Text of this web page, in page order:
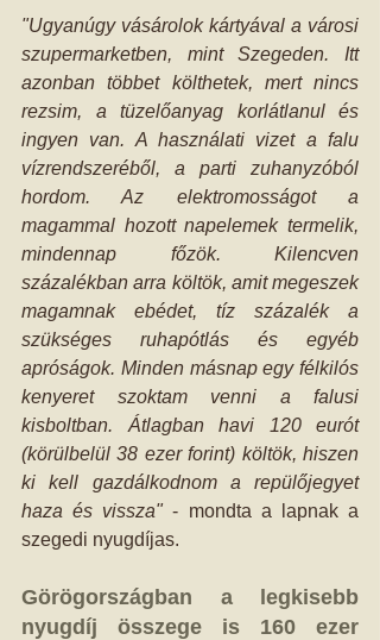
"Ugyanúgy vásárolok kártyával a városi
szupermarketben, mint Szegeden. Itt
azonban többet költhetek, mert nincs
rezsim, a tüzelőanyag korlátlanul és
ingyen van. A használati vizet a falu
vízrendszeréből, a parti zuhanyzóból
hordom. Az elektromosságot a
magammal hozott napelemek termelik,
mindennap főzök. Kilencven
százalékban arra költök, amit megeszek
magamnak ebédet, tíz százalék a
szükséges ruhapótlás és egyéb
apróságok. Minden másnap egy félkilós
kenyeret szoktam venni a falusi
kisboltban. Átlagban havi 120 eurót
(körülbelül 38 ezer forint) költök, hiszen
ki kell gazdálkodnom a repülőjegyet
haza és vissza" - mondta a lapnak a
szegedi nyugdíjas.
Görögországban a legkisebb
nyugdíj összege is 160 ezer